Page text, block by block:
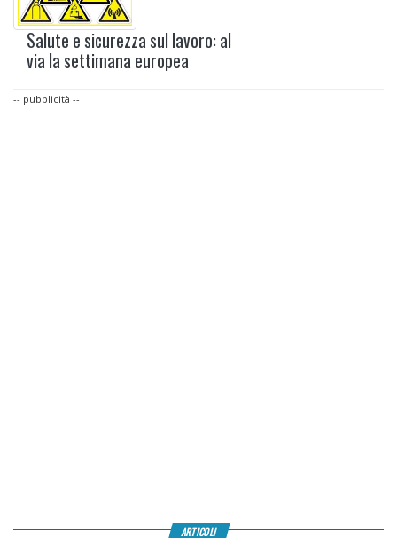
Salute e sicurezza sul lavoro: al
via la settimana europea
-- pubblicità --
ARTICOLI